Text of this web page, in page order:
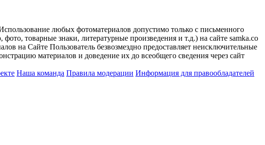
любых фотоматериалов допустимо только с письменного
товарные знаки, литературные произведения и т.д.) на сайте samka.co
на Сайте Пользователь безвозмездно предоставляет неисключительные
материалов и доведение их до всеобщего сведения через сайт
Наша команда Правила модерации Информация для правообладателей